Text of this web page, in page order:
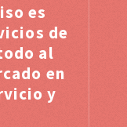
es
de
al
en
y